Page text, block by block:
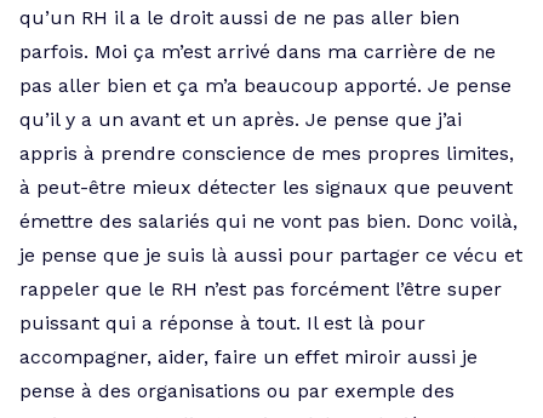
qu’un RH il a le droit aussi de ne pas aller bien
parfois. Moi ça m’est arrivé dans ma carrière de ne
pas aller bien et ça m’a beaucoup apporté. Je pense
qu’il y a un avant et un après. Je pense que j’ai
appris à prendre conscience de mes propres limites,
à peut-être mieux détecter les signaux que peuvent
émettre des salariés qui ne vont pas bien. Donc voilà,
je pense que je suis là aussi pour partager ce vécu et
rappeler que le RH n’est pas forcément l’être super
puissant qui a réponse à tout. Il est là pour
accompagner, aider, faire un effet miroir aussi je
pense à des organisations ou par exemple des